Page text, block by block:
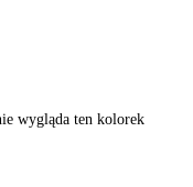
wygląda ten kolorek